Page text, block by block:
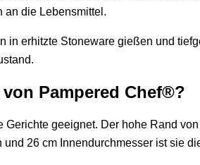
an die Lebensmittel.
erhitzte Stoneware gießen und
Pampered Chef®?
geeignet. Der hohe Rand
26 cm Innendurchmesser ist sie